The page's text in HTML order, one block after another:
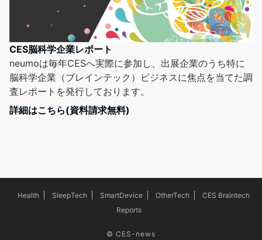
CES脳科学企業レポート
neumoは毎年CESへ実際に参加し、出展企業のうち特に
脳科学企業（ブレインテック）ビジネスに焦点を当てた調
査レポートを発行しております。
詳細はこちら(資料請求無料)
Health SleepTech SmartDevice OtherTech
CES Braintech
Reports
© CES-news